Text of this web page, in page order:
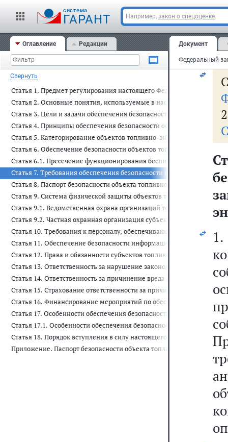
cистема
ГАРАНТ Например, закон о спецоценке
Оглавление Редакции
Свернуть
Статья 1. Предмет регулирования настоящего Федерального закона
Статья 2. Основные понятия, используемые в настоящем
Статья 3. Цели и задачи обеспечения безопасности объектов
Статья 4. Принципы обеспечения безопасности объектов топливно-
Статья 5. Категорирование объектов топливно-энергетического
Статья 6. Обеспечение безопасности объектов топливно-
Статья 6.1. Пресечение функционирования беспилотных аппаратов
Статья 7. Требования обеспечения безопасности и
Статья 8. Паспорт безопасности объекта топливно-энергетического
Статья 9. Система физической защиты объектов топливно-
Статья 9.1. Ведомственная охрана организаций топливно-
Статья 9.2. Частная охранная организация субъекта топливно-
Статья 10. Требования к персоналу, обеспечивающему
Статья 11. Обеспечение безопасности информационных систем
Статья 12. Права и обязанности субъектов топливно-
Статья 13. Ответственность за нарушение законодательства
Статья 14. Ответственность за причинение вреда в результате
Статья 15. Страхование ответственности за причинение вреда в
Статья 16. Финансирование мероприятий по обеспечению
Статья 17. Особенности обеспечения безопасности объектов
Статья 17.1. Особенности обеспечения безопасности объектов
Статья 18. Порядок вступления в силу настоящего Федерального
Приложение. Паспорт безопасности объекта топливно-
Документ